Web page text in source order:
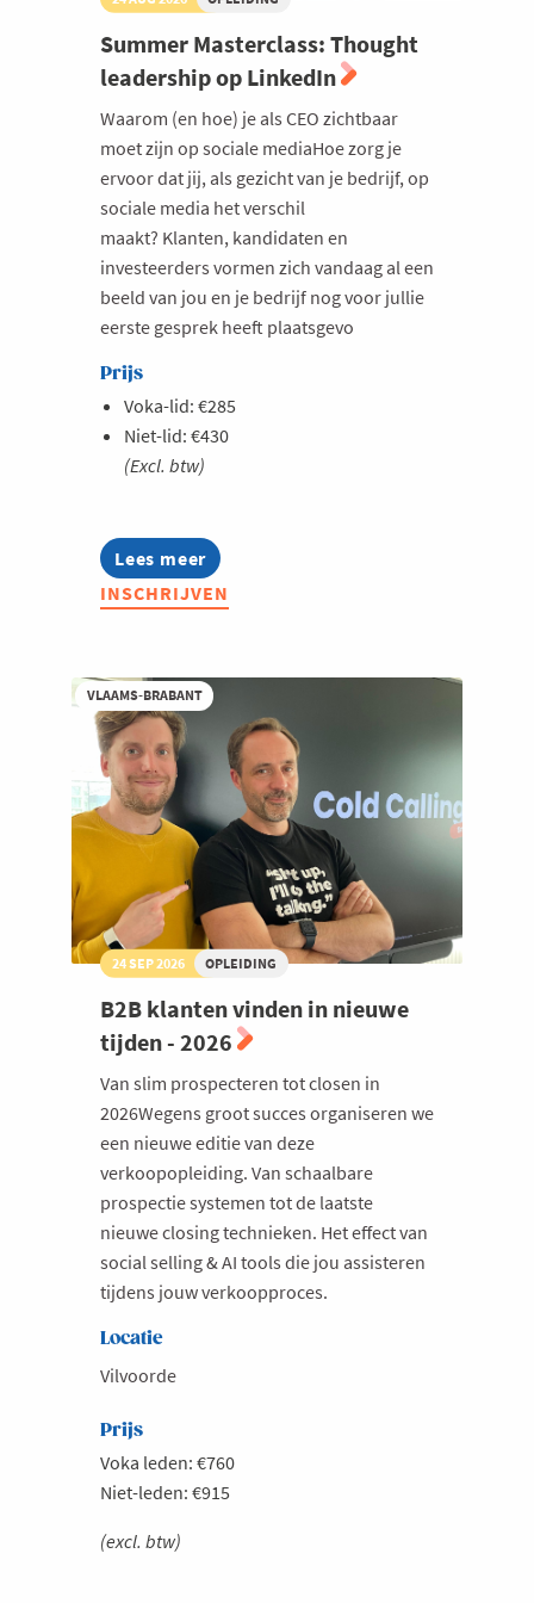
Summer Masterclass: Thought
leadership op LinkedIn
Waarom (en hoe) je als CEO zichtbaar
moet zijn op sociale mediaHoe zorg je
ervoor dat jij, als gezicht van je bedrijf, op
sociale media het verschil
maakt? Klanten, kandidaten en
investeerders vormen zich vandaag al een
beeld van jou en je bedrijf nog voor jullie
eerste gesprek heeft plaatsgevo
Prijs
Voka-lid: €285
Niet-lid: €430
(Excl. btw)
Lees meer
about
Summer
Masterclass:
LinkedIn
INSCHRIJVEN
VLAAMS-BRABANT
24 SEP 2026 OPLEIDING
B2B klanten vinden in nieuwe
tijden - 2026
Van slim prospecteren tot closen in
2026Wegens groot succes organiseren we
een nieuwe editie van deze
verkoopopleiding. Van schaalbare
prospectie systemen tot de laatste
nieuwe closing technieken. Het effect van
social selling & AI tools die jou assisteren
tijdens jouw verkoopproces.
Locatie
Vilvoorde
Prijs
Voka leden: €760
Niet-leden: €915
(excl. btw)
Milieu
Mobiliteit
Netwerking
Onderwijs
Opvolging en Overname
Persoonlijke vaardigheden
Regeringsvorming
Retail
Ruimtelijke ordening en Infrastructuur
Scale-ups
Starten
Strategie
Welzijn en gezondheidszorg